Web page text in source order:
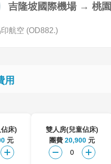
吉隆坡國際機場 → 桃
航空 (OD882.)
用
床)
元
雙人房(兒童佔床)
團費 20,900元